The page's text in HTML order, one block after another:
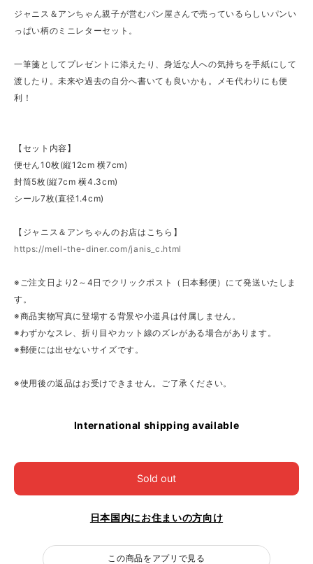
ジャニス＆アンちゃん親子が営むパン屋さんで売っているらしいパンい
っぱい柄のミニレターセット。
一筆箋としてプレゼントに添えたり、身近な人への気持ちを手紙にして
渡したり。未来や過去の自分へ書いても良いかも。メモ代わりにも便
利！
【セット内容】
便せん10枚(縦12cm 横7cm)
封筒5枚(縦7cm 横4.3cm)
シール7枚(直径1.4cm)
【ジャニス＆アンちゃんのお店はこちら】
https://mell-the-diner.com/janis_c.html
※ご注文日より2～4日でクリックポスト（日本郵便）にて発送いたしま
す。
※商品実物写真に登場する背景や小道具は付属しません。
※わずかなスレ、折り目やカット線のズレがある場合があります。
※郵便には出せないサイズです。
※使用後の返品はお受けできません。ご了承ください。
International shipping available
Sold out
日本国内にお住まいの方向け
この商品をアプリで見る